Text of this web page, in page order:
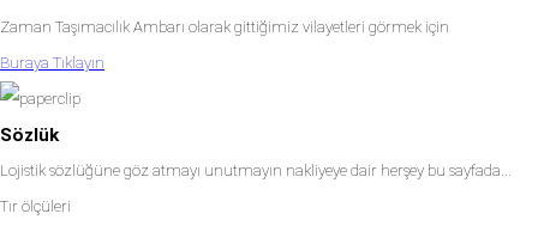
Zaman Taşımacılık Ambarı olarak gittiğimiz vilayetleri görmek için
Buraya Tıklayın
Sözlük
Lojistik sözlüğüne göz atmayı unutmayın nakliyeye dair herşey bu sayfada...
Tır ölçüleri